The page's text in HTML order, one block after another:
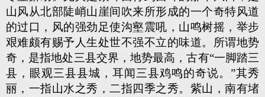
山风从北部陡峭山崖间吹来所形成的一个奇特风道
的过口，风的强劲足使沟壑震吼，山鸣树摇，举步
艰难颇有赐予人生处世不强不立的味道。所谓地势
奇，是指地处三县交界，地势最高，古有“一脚踏三
县，眼观三县县城，耳闻三县鸡鸣的奇说。”其秀
丽，一指山水之秀，二指四季之秀。紫山，南有堵